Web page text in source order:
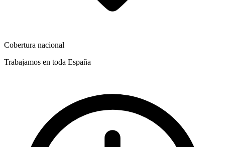
Cobertura nacional
Trabajamos en toda España